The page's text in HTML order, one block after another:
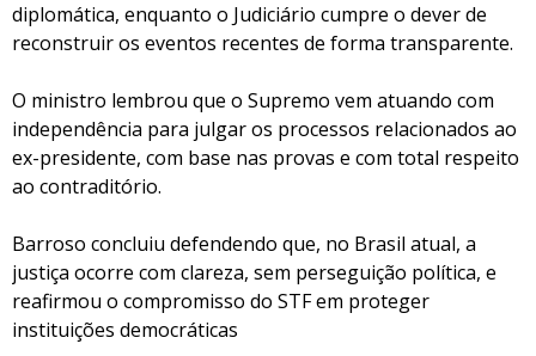
diplomática, enquanto o Judiciário cumpre o dever de
reconstruir os eventos recentes de forma transparente.
O ministro lembrou que o Supremo vem atuando com
independência para julgar os processos relacionados ao
ex-presidente, com base nas provas e com total respeito
ao contraditório.
Barroso concluiu defendendo que, no Brasil atual, a
justiça ocorre com clareza, sem perseguição política, e
reafirmou o compromisso do STF em proteger
instituições democráticas